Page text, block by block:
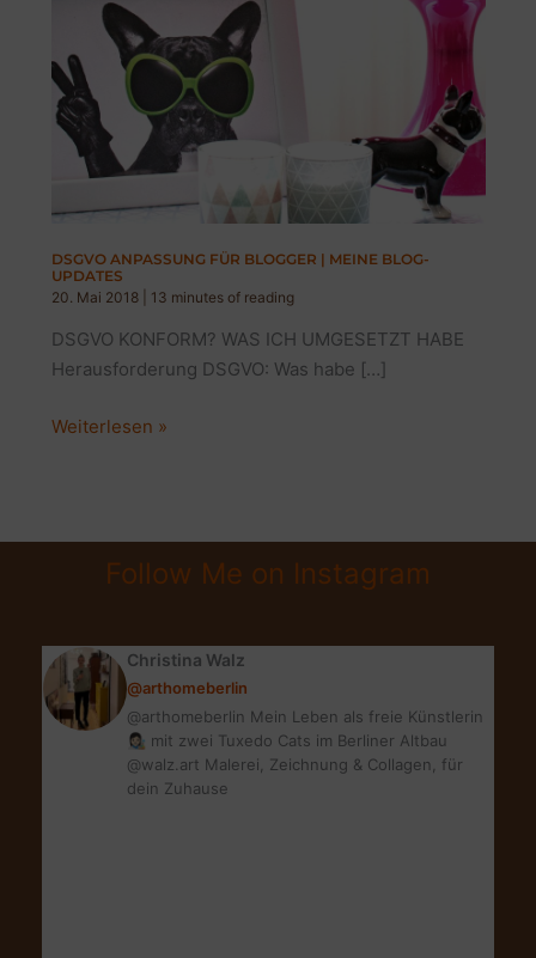
DSGVO ANPASSUNG FÜR BLOGGER | MEINE BLOG-
UPDATES
20. Mai 2018
13 minutes of reading
DSGVO KONFORM? WAS ICH UMGESETZT HABE
Herausforderung DSGVO: Was habe […]
DSGVO
|
Weiterlesen »
Follow Me on Instagram
Christina Walz
@arthomeberlin
@arthomeberlin Mein Leben als freie Künstlerin
👩🏻‍🎨 mit zwei Tuxedo Cats im Berliner Altbau
@walz.art Malerei, Zeichnung & Collagen, für
dein Zuhause